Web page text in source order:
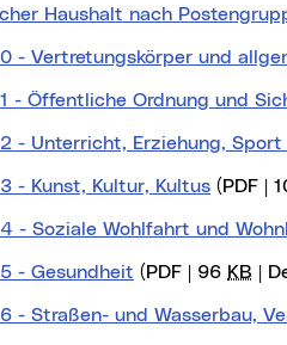
Haushalt nach
- Vertretungskörper und
- Öffentliche Ordnung und
- Unterricht, Erziehung,
- Kunst, Kultur, Kultus (PDF |
- Soziale Wohlfahrt und
- Gesundheit (PDF | 96 KB |
- Straßen- und Wasserbau,